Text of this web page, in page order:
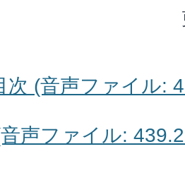
次 (音声ファイル:
声ファイル: